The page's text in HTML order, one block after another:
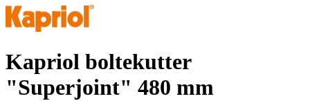
Kapriol boltekutter
"Superjoint" 480 mm